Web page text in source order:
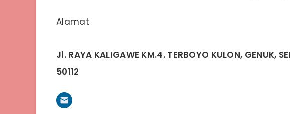
Alamat
Jl. RAYA KALIGAWE KM.4. TERBOYO KULON, GENUK,
50112